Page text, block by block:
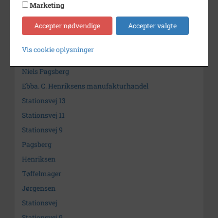
Niels Pagsberg
Jørgen Jørgensen
Niels Pagsberg
Ebba. C. Henriksens manufakturhandel
Stationsvej 13
Stationsvej 11
Stationsvej 9
Pagsberg
Henriksen
Tøffelmager
Jørgensen
Stationsvej
Marketing
Accepter nødvendige Accepter valgte
Vis cookie oplysninger